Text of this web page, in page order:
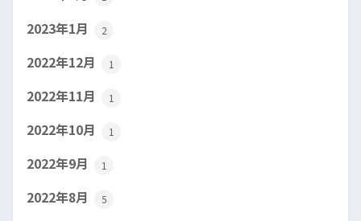
2023年1月 2
2022年12月 1
2022年11月 1
2022年10月 1
2022年9月 1
2022年8月 5